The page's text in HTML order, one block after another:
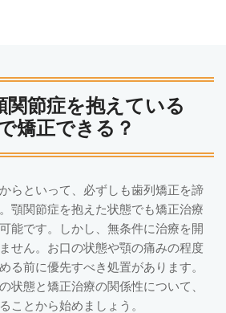
関節症を抱えている
矯正できる？
らといって、必ずしも歯列矯正を諦
顎関節症を抱えた状態でも矯正治療
能です。しかし、無条件に治療を開
せん。お口の状態や顎の痛みの程度
る前に優先すべき処置があります。
状態と矯正治療の関係性について、
ことから始めましょう。